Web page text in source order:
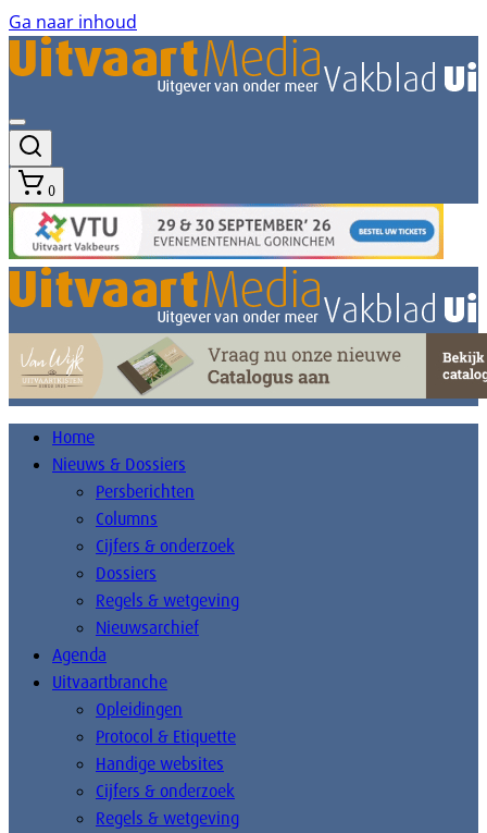
Ga naar inhoud
0
Home
Nieuws & Dossiers
Persberichten
Columns
Cijfers & onderzoek
Dossiers
Regels & wetgeving
Nieuwsarchief
Agenda
Uitvaartbranche
Opleidingen
Protocol & Etiquette
Handige websites
Cijfers & onderzoek
Regels & wetgeving